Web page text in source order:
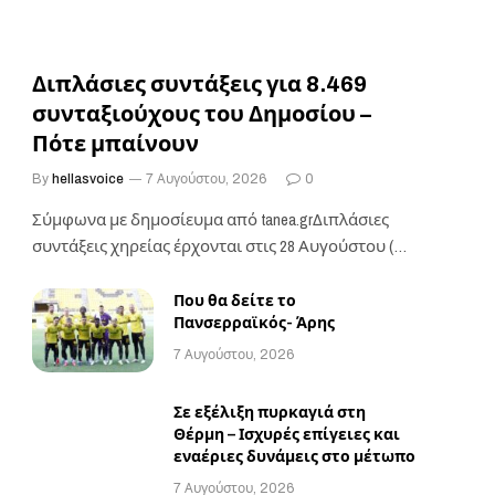
Διπλάσιες συντάξεις για 8.469
συνταξιούχους του Δημοσίου –
Πότε μπαίνουν
By hellasvoice 7 Αυγούστου, 2026 0
Σύμφωνα με δημοσίευμα από tanea.grΔιπλάσιες
συντάξεις χηρείας έρχονται στις 28 Αυγούστου (με
Που θα δείτε το
Πανσερραϊκός- Άρης
7 Αυγούστου, 2026
Σε εξέλιξη πυρκαγιά στη
Θέρμη – Ισχυρές επίγειες και
εναέριες δυνάμεις στο μέτωπο
7 Αυγούστου, 2026